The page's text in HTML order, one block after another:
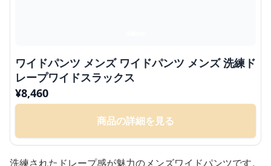
ワイドパンツ メンズ ワイドパンツ メンズ 洗練ド
レープワイドスラックス
¥8,460
商品の詳細を見る
洗練されたドレープ感が魅力のメンズワイドパンツです。